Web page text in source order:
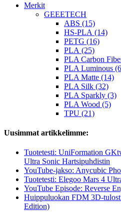
Merkit
GEEETECH
ABS (15)
HS-PLA (14)
PETG (16)
PLA (25)
PLA Carbon
PLA Luminous
PLA Matte (14)
PLA Silk (32)
PLA Sparkly (3)
PLA Wood (5)
TPU (21)
Uusimmat artikkelimme:
Tuotetesti: UniFormation
Ultra Sonic Hartsipuhdistin
YouTube-jakso: Anycubic
Tuotetesti: Elegoo Mars 4
YouTube Episode: Reverse
Huippuluokan FDM 3D-
Edition)